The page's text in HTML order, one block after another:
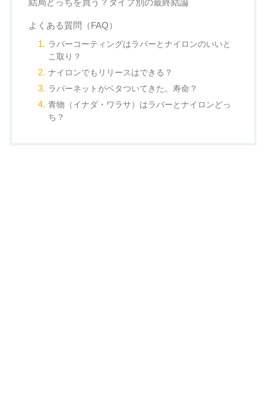
結局どっちを買う？タイプ別の最終結論
よくある質問（FAQ）
ラバーコーティングはラバーとナイロンのいいと
こ取り？
ナイロンでもリリースはできる？
ラバーネットがベタついてきた。寿命？
青物（イナダ・ワラサ）はラバーとナイロンどっ
ち？